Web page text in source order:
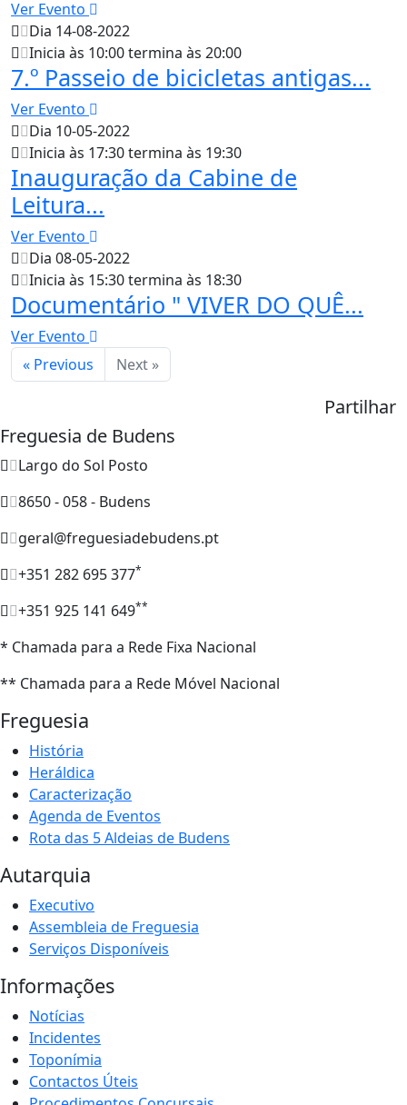
Ver Evento
Dia 14-08-2022
Inicia às 10:00 termina às 20:00
7.º Passeio de bicicletas antigas...
Ver Evento
Dia 10-05-2022
Inicia às 17:30 termina às 19:30
Inauguração da Cabine de
Leitura...
Ver Evento
Dia 08-05-2022
Inicia às 15:30 termina às 18:30
Documentário " VIVER DO QUÊ...
Ver Evento
« Previous
Next »
Partilhar
Freguesia de Budens
Largo do Sol Posto
8650 - 058 - Budens
geral@freguesiadebudens.pt
+351 282 695 377*
+351 925 141 649**
* Chamada para a Rede Fixa Nacional
** Chamada para a Rede Móvel Nacional
Freguesia
História
Heráldica
Caracterização
Agenda de Eventos
Rota das 5 Aldeias de Budens
Autarquia
Executivo
Assembleia de Freguesia
Serviços Disponíveis
Informações
Notícias
Incidentes
Toponímia
Contactos Úteis